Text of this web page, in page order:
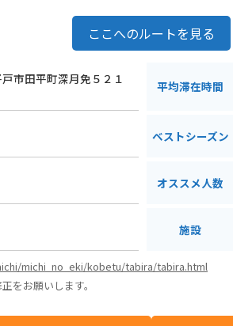
ここへのルートを見る
市田平町深月免５２１
平均滞在時間
ベストシーズン
オススメ人数
施設
michi_no_eki/kobetu/tabira/tabira.html
をお願いします。